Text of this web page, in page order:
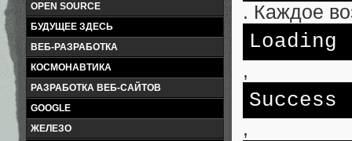
OPEN SOURCE
БУДУЩЕЕ ЗДЕСЬ
ВЕБ-РАЗРАБОТКА
КОСМОНАВТИКА
РАЗРАБОТКА ВЕБ-САЙТОВ
GOOGLE
ЖЕЛЕЗО
. Каждое
Loading
,
Success
,